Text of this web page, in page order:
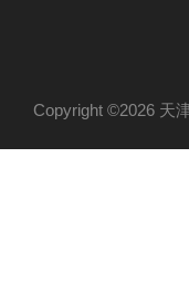
Copyright ©2026 天